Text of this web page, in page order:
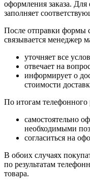
оформления заказа. Для
заполняет
После отправки формы
связывается менеджер
уточняет все
отвечает на
информирует о
стоимости
По итогам телефонного
самостоятельно
необходимыми
согласиться на
В обоих случаях
по результатам
товара.